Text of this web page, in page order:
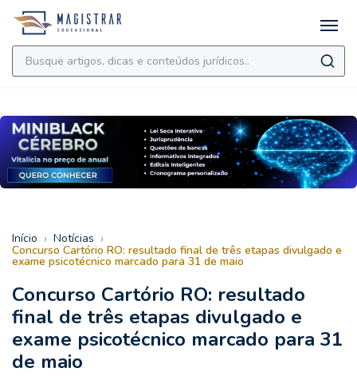
Início › Notícias ›
Concurso Cartório RO: resultado final de três etapas divulgado e
exame psicotécnico marcado para 31 de maio
Concurso Cartório RO: resultado
final de três etapas divulgado e
exame psicotécnico marcado para 31
de maio